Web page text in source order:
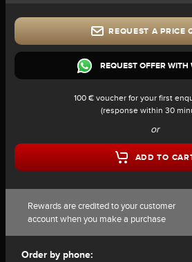
REQUEST A PRICE
REQUEST OFFER WITH
100 € voucher for your first
(response within 30
or
ADD TO
Rewards are credited to your customer
account when you make a purchase
Order by phone: